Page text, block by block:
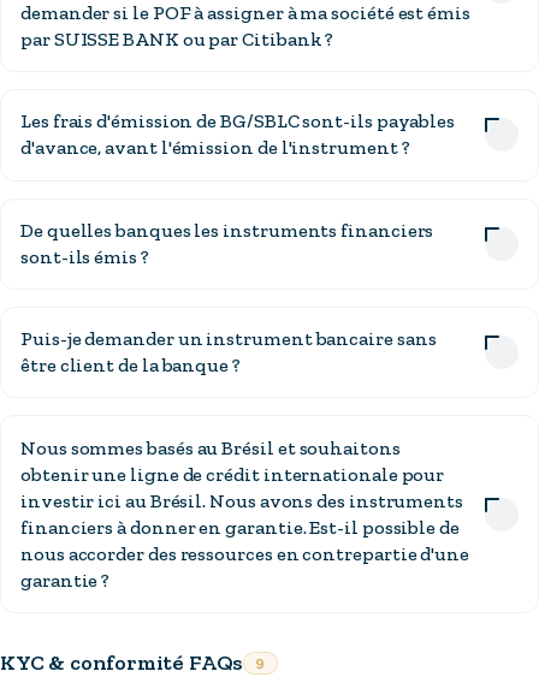
demander si le POF à assigner à ma société est émis
par SUISSE BANK ou par Citibank ?
Les frais d'émission de BG/SBLC sont-ils payables
d'avance, avant l'émission de l'instrument ?
De quelles banques les instruments financiers
sont-ils émis ?
Puis-je demander un instrument bancaire sans
être client de la banque ?
Nous sommes basés au Brésil et souhaitons
obtenir une ligne de crédit internationale pour
investir ici au Brésil. Nous avons des instruments
financiers à donner en garantie. Est-il possible de
nous accorder des ressources en contrepartie d'une
garantie ?
KYC & conformité FAQs 9